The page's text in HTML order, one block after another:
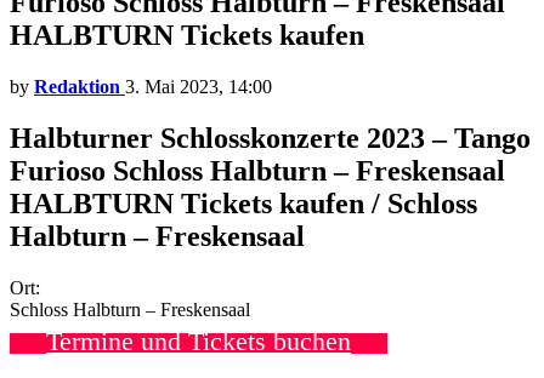
HALBTURN Tickets kaufen
by Redaktion 3. Mai 2023, 14:00
Halbturner Schlosskonzerte 2023 – Tango
Furioso Schloss Halbturn – Freskensaal
HALBTURN Tickets kaufen / Schloss
Halbturn – Freskensaal
Ort:
Schloss Halbturn – Freskensaal
Termine und Tickets buchen